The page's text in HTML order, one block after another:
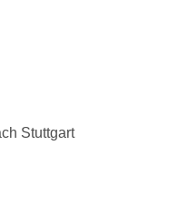
Stuttgart